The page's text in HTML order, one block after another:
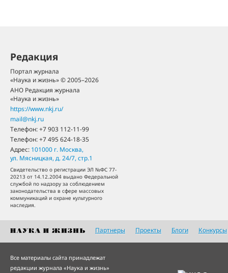
Редакция
Портал журнала
«Наука и жизнь» © 2005–2026
АНО Редакция журнала
«Наука и жизнь»
https://www.nkj.ru/
mail@nkj.ru
Телефон:+7 903 112-11-99
Телефон:+7 495 624-18-35
Адрес: 101000 г. Москва,
ул. Мясницкая, д. 24/7, стр.1
Свидетельство о регистрации ЭЛ №ФС 77-
20213 от 14.12.2004 выдано Федеральной
службой по надзору за соблюдением
законодательства в сфере массовых
коммуникаций и охране культурного
наследия.
Партнеры Проекты Блоги Конкурсы
Все материалы сайта принадлежат
редакции журнала «Наука и жизнь»